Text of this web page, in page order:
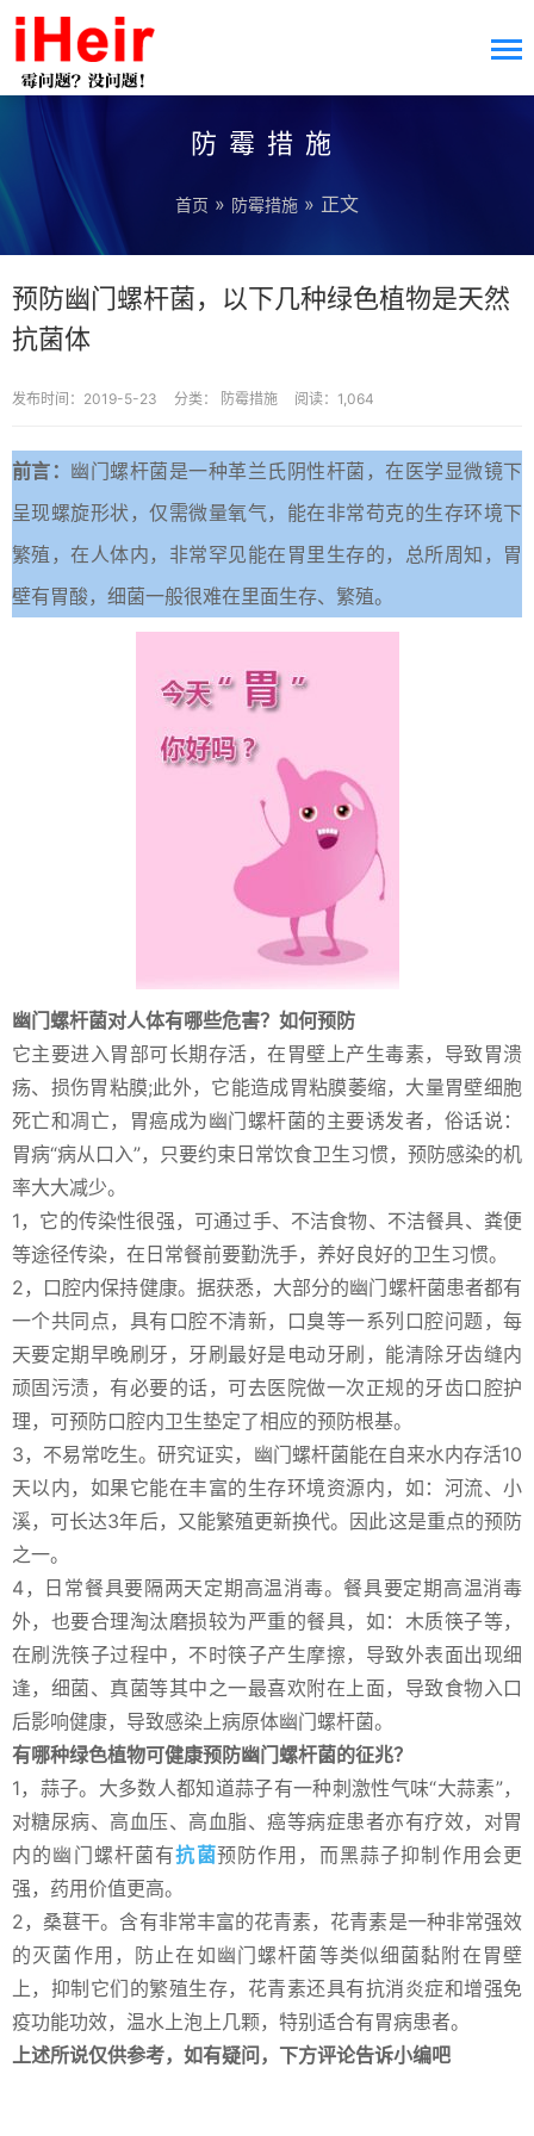
防霉措施
首页 » 防霉措施 » 正文
预防幽门螺杆菌，以下几种绿色植物是天然
抗菌体
发布时间：2019-5-23 分类： 防霉措施 阅读：1,064
前言： 幽门螺杆菌是一种革兰氏阴性杆菌，在医学显微镜下
呈现螺旋形状，仅需微量氧气，能在非常苟克的生存环境下
繁殖，在人体内，非常罕见能在胃里生存的，总所周知，胃
壁有胃酸，细菌一般很难在里面生存、繁殖。
幽门螺杆菌对人体有哪些危害？如何预防
它主要进入胃部可长期存活，在胃壁上产生毒素，导致胃溃
疡、损伤胃粘膜;此外，它能造成胃粘膜萎缩，大量胃壁细胞
死亡和凋亡，胃癌成为幽门螺杆菌的主要诱发者，俗话说：
胃病“病从口入”，只要约束日常饮食卫生习惯，预防感染的机
率大大减少。
1，它的传染性很强，可通过手、不洁食物、不洁餐具、粪便
等途径传染，在日常餐前要勤洗手，养好良好的卫生习惯。
2，口腔内保持健康。据获悉，大部分的幽门螺杆菌患者都有
一个共同点，具有口腔不清新，口臭等一系列口腔问题，每
天要定期早晚刷牙，牙刷最好是电动牙刷，能清除牙齿缝内
顽固污渍，有必要的话，可去医院做一次正规的牙齿口腔护
理，可预防口腔内卫生垫定了相应的预防根基。
3，不易常吃生。研究证实，幽门螺杆菌能在自来水内存活10
天以内，如果它能在丰富的生存环境资源内，如：河流、小
溪，可长达3年后，又能繁殖更新换代。因此这是重点的预防
之一。
4，日常餐具要隔两天定期高温消毒。餐具要定期高温消毒
外，也要合理淘汰磨损较为严重的餐具，如：木质筷子等，
在刷洗筷子过程中，不时筷子产生摩擦，导致外表面出现细
逢，细菌、真菌等其中之一最喜欢附在上面，导致食物入口
后影响健康，导致感染上病原体幽门螺杆菌。
有哪种绿色植物可健康预防幽门螺杆菌的征兆？
1，蒜子。大多数人都知道蒜子有一种刺激性气味“大蒜素”，
对糖尿病、高血压、高血脂、癌等病症患者亦有疗效，对胃
内的幽门螺杆菌有抗菌预防作用，而黑蒜子抑制作用会更
强，药用价值更高。
2，桑葚干。含有非常丰富的花青素，花青素是一种非常强效
的灭菌作用，防止在如幽门螺杆菌等类似细菌黏附在胃壁
上，抑制它们的繁殖生存，花青素还具有抗消炎症和增强免
疫功能功效，温水上泡上几颗，特别适合有胃病患者。
上述所说仅供参考，如有疑问，下方评论告诉小编吧